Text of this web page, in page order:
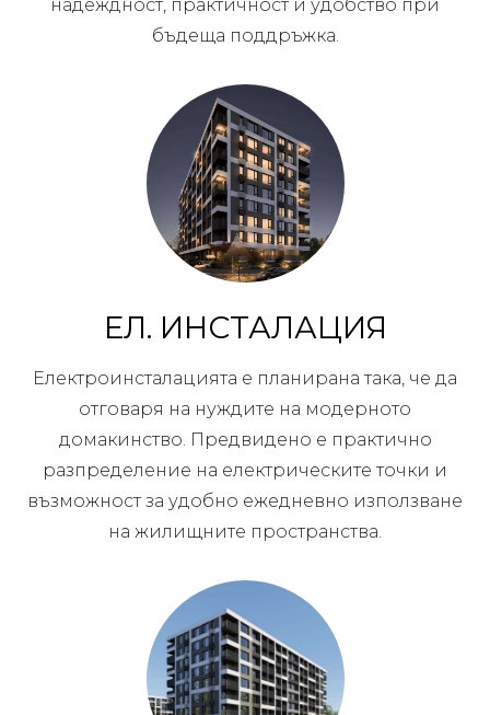
надеждност, практичност и удобство при
бъдеща поддръжка.
ЕЛ. ИНСТАЛАЦИЯ
Електроинсталацията е планирана така, че да
отговаря на нуждите на модерното
домакинство. Предвидено е практично
разпределение на електрическите точки и
възможност за удобно ежедневно използване
на жилищните пространства.